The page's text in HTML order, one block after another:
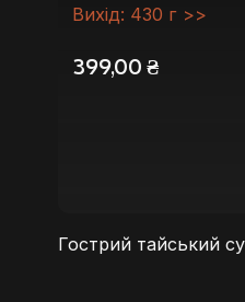
Вихід: 430 г >>
399,00₴
Гострий тайський